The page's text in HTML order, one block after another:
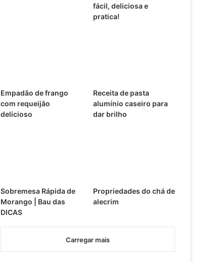
fácil, deliciosa e
pratica!
Empadão de frango
com requeijão
delicioso
Receita de pasta
alumínio caseiro para
dar brilho
Sobremesa Rápida de
Morango | Bau das
DICAS
Propriedades do chá de
alecrim
Carregar mais